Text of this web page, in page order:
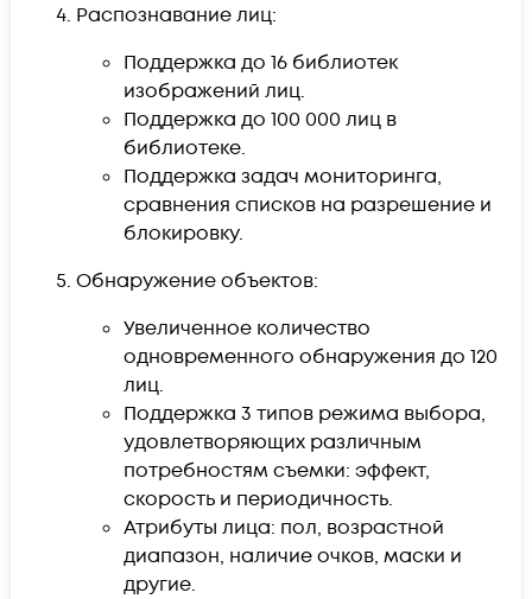
Распознавание лиц:
Поддержка до 16 библиотек
изображений лиц.
Поддержка до 100 000 лиц в
библиотеке.
Поддержка задач мониторинга,
сравнения списков на разрешение и
блокировку.
Обнаружение объектов:
Увеличенное количество
одновременного обнаружения до 120
лиц.
Поддержка 3 типов режима выбора,
удовлетворяющих различным
потребностям съемки: эффект,
скорость и периодичность.
Атрибуты лица: пол, возрастной
диапазон, наличие очков, маски и
другие.